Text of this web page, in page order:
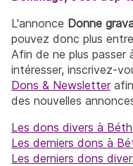
L'annonce Donne
pouvez donc plus
Afin de ne plus passer
intéresser, inscrivez-
Dons & Newsletterafin
des nouvelles
Les dons divers à
Les derniers dons à
Les derniers dons